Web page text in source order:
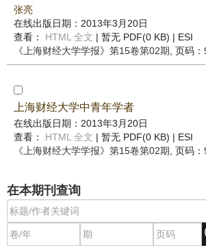
张亮
在线出版日期：2013年3月20日
查看： HTML 全文 | 暂无 PDF(0 KB) | ESI
《上海财经大学学报》 第15卷第02期 , 页码
上海财经大学中青年学者
在线出版日期：2013年3月20日
查看： HTML 全文 | 暂无 PDF(0 KB) | ESI
《上海财经大学学报》 第15卷第02期 , 页码
在本期刊查询